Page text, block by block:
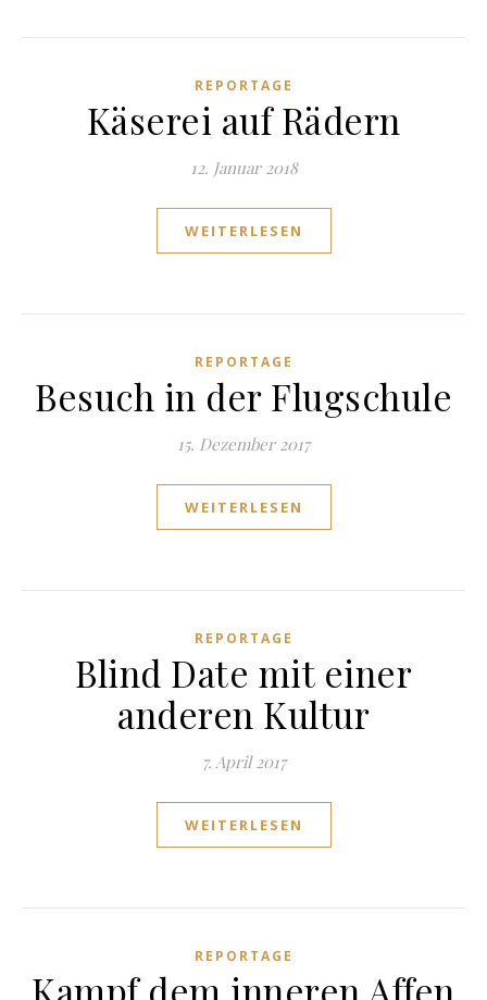
REPORTAGE
Käserei auf Rädern
12. Januar 2018
WEITERLESEN
REPORTAGE
Besuch in der Flugschule
15. Dezember 2017
WEITERLESEN
REPORTAGE
Blind Date mit einer
anderen Kultur
7. April 2017
WEITERLESEN
REPORTAGE
Kampf dem inneren Affen